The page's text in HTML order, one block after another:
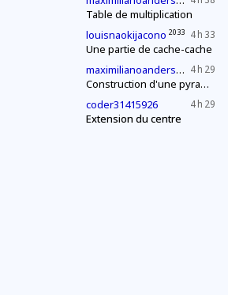
Table de multiplication
4 h 33
louisnaokijacono 2033
Une partie de cache-cache
4 h 29
maximilianoandersen3 2027
Construction d'une pyramide
4 h 29
coder31415926
Extension du centre